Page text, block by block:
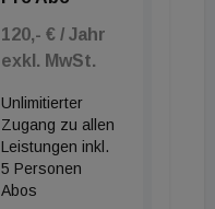
120,- € / Jahr
exkl. MwSt.
Unlimitierter
Zugang zu allen
Leistungen inkl.
5 Personen
Abos